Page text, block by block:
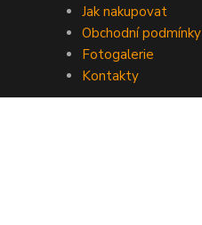
Jak nakupovat
Obchodní podmínky
Fotogalerie
Kontakty